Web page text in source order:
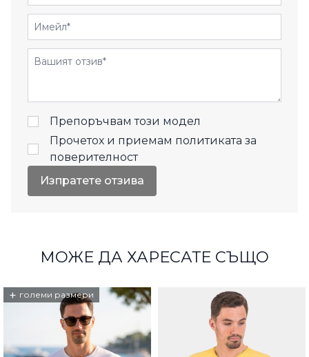
Имейл
Отзиви
Препоръчвам този модел
Прочетох и приемам политиката за
поверителност
Изпратете отзива
МОЖЕ ДА ХАРЕСАТЕ СЪЩО
+ големи размери